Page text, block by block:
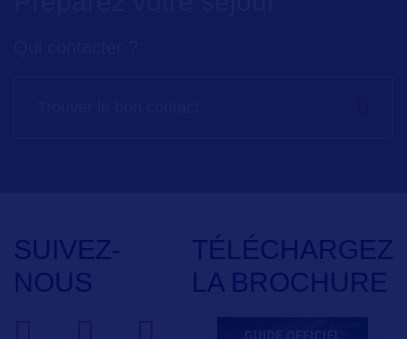
SUIVEZ-
NOUS
TÉLÉCHARGEZ
LA BROCHURE